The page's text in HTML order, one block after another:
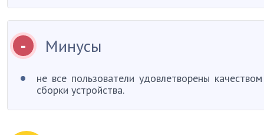
Минусы
не все пользователи удовлетворены качеством
сборки устройства.